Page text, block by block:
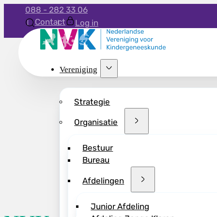
088 - 282 33 06
Contact
Log in
Vereniging
Strategie
Organisatie
Bestuur
Bureau
Afdelingen
Junior Afdeling